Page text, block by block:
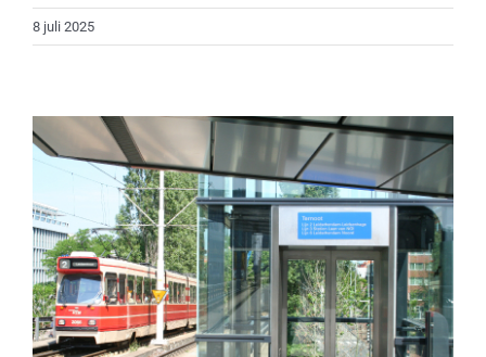
8 juli 2025